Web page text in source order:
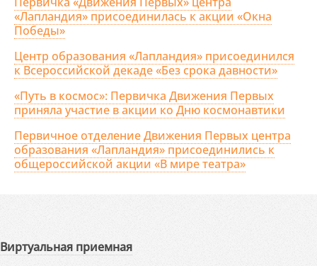
«Лапландия» присоединилась к акции «Окна
Победы»
Центр образования «Лапландия» присоединился
к Всероссийской декаде «Без срока давности»
«Путь в космос»: Первичка Движения Первых
приняла участие в акции ко Дню космонавтики
Первичное отделение Движения Первых центра
образования «Лапландия» присоединились к
общероссийской акции «В мире театра»
Виртуальная приемная